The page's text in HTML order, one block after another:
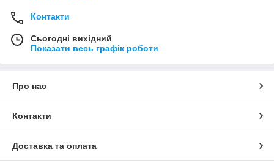
Контакти
Сьогодні вихідний
Показати весь графік роботи
Про нас
Контакти
Доставка та оплата